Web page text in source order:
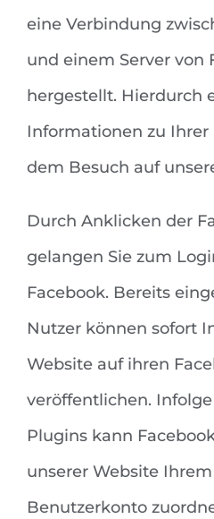
eine Verbindung
und einem Server von
hergestellt. Hierdurch
Informationen zu Ihrer
dem Besuch auf
Durch Anklicken der
gelangen Sie zum
Facebook. Bereits
Nutzer können sofort
Website auf ihren
veröffentlichen.
Plugins kann
unserer Website
Benutzerkonto